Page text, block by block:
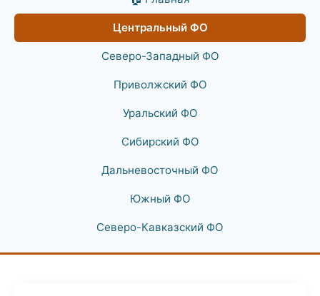
Центральный ФО
Северо-Западный ФО
Приволжский ФО
Уральский ФО
Сибирский ФО
Дальневосточный ФО
Южный ФО
Северо-Кавказский ФО